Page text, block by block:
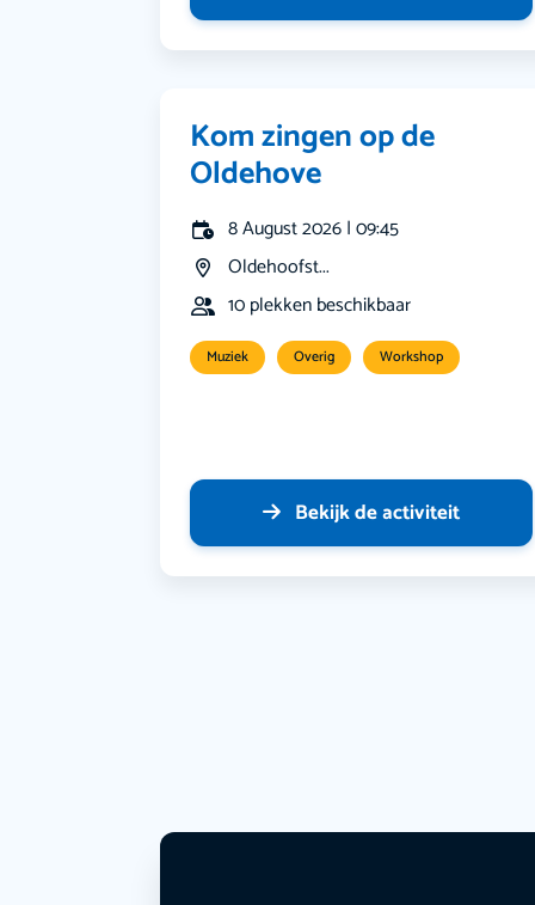
Kom zingen op de
Oldehove
8 August 2026 | 09:45
Oldehoofst...
10 plekken beschikbaar
Muziek Overig Workshop
Bekijk de activiteit